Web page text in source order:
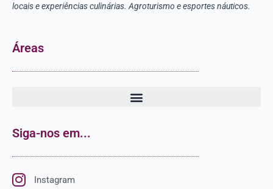
locais e experiências culinárias. Agroturismo e esportes náuticos.
Áreas
Siga-nos em...
Instagram